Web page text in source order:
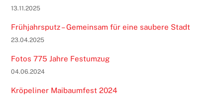
13.11.2025
Frühjahrsputz – Gemeinsam für eine saubere Stadt
23.04.2025
Fotos 775 Jahre Festumzug
04.06.2024
Kröpeliner Maibaumfest 2024